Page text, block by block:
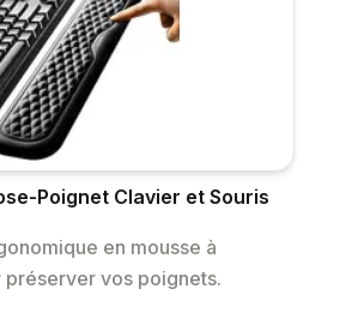
Poignet Clavier et Souris
en mousse à
vos poignets.